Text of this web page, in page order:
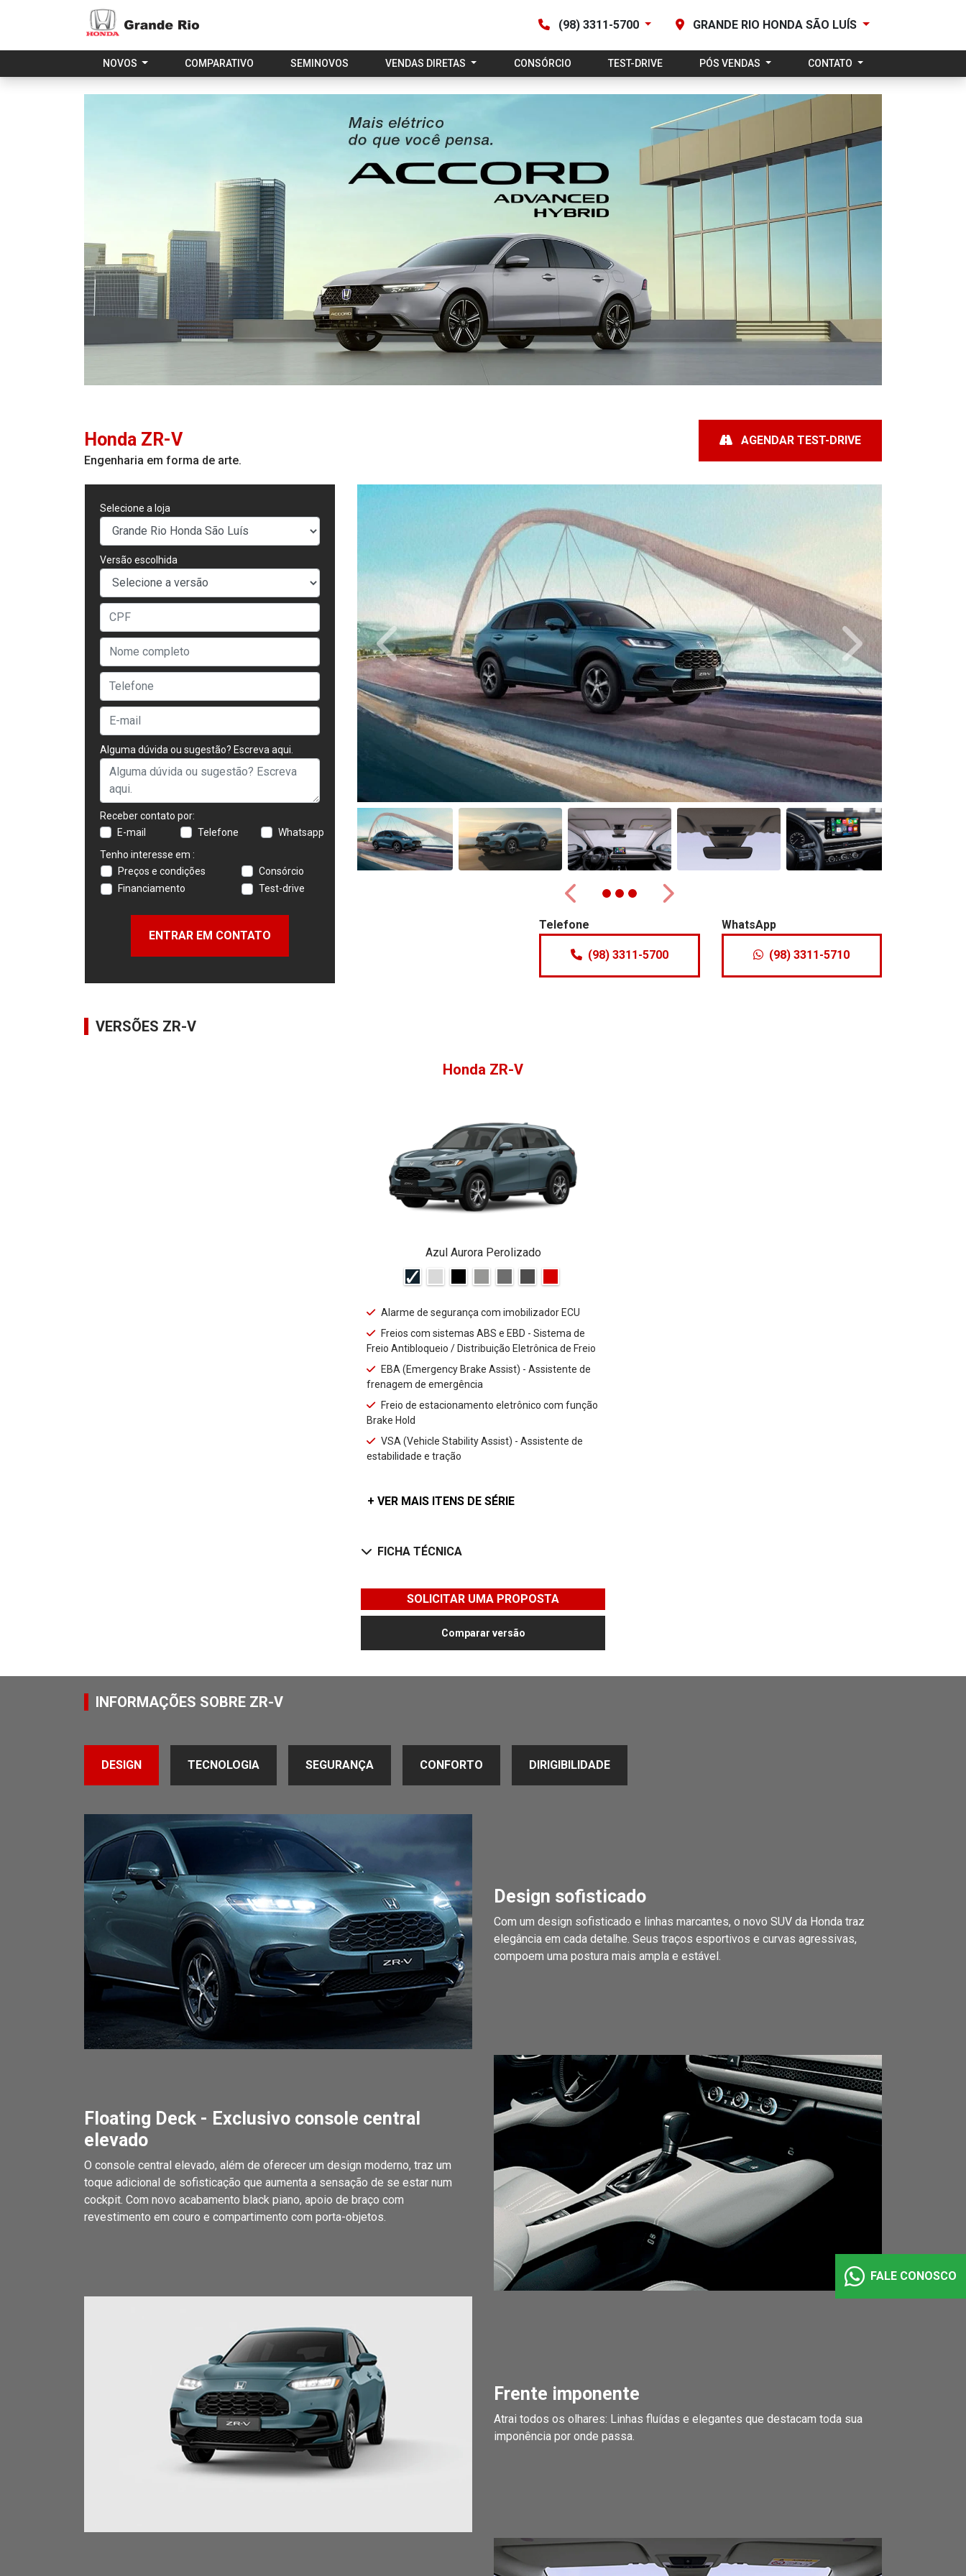
(98) 3311-5700 GRANDE RIO HONDA SÃO LUÍS
NOVOS COMPARATIVO SEMINOVOS VENDAS DIRETAS CONSÓRCIO TEST-DRIVE PÓS VENDAS CONTATO
Honda ZR-V
Engenharia em forma de arte.
AGENDAR TEST-DRIVE
Selecione a loja
Versão escolhida
Alguma dúvida ou sugestão? Escreva aqui.
Receber contato por:
E-mail
Telefone
Whatsapp
Tenho interesse em :
Preços e condições
Consórcio
Financiamento
Test-drive
ENTRAR EM CONTATO
Anterior Próximo
Anterior
Próximo
Telefone
(98) 3311-5700
WhatsApp
(98) 3311-5710
VERSÕES ZR-V
Honda ZR-V
Azul Aurora Perolizado
Alarme de segurança com imobilizador ECU
Freios com sistemas ABS e EBD - Sistema de
Freio Antibloqueio / Distribuição Eletrônica de Freio
EBA (Emergency Brake Assist) - Assistente de
frenagem de emergência
Freio de estacionamento eletrônico com função
Brake Hold
VSA (Vehicle Stability Assist) - Assistente de
estabilidade e tração
+ VER MAIS ITENS DE SÉRIE
FICHA TÉCNICA
SOLICITAR UMA PROPOSTA
Comparar versão
INFORMAÇÕES SOBRE ZR-V
DESIGN TECNOLOGIA SEGURANÇA CONFORTO DIRIGIBILIDADE
Design sofisticado
Com um design sofisticado e linhas marcantes, o novo SUV da Honda traz
elegância em cada detalhe. Seus traços esportivos e curvas agressivas,
compoem uma postura mais ampla e estável.
Floating Deck - Exclusivo console central
elevado
O console central elevado, além de oferecer um design moderno, traz um
toque adicional de sofisticação que aumenta a sensação de se estar num
cockpit. Com novo acabamento black piano, apoio de braço com
revestimento em couro e compartimento com porta-objetos.
Frente imponente
Atrai todos os olhares: Linhas fluídas e elegantes que destacam toda sua
imponência por onde passa.
FALE CONOSCO